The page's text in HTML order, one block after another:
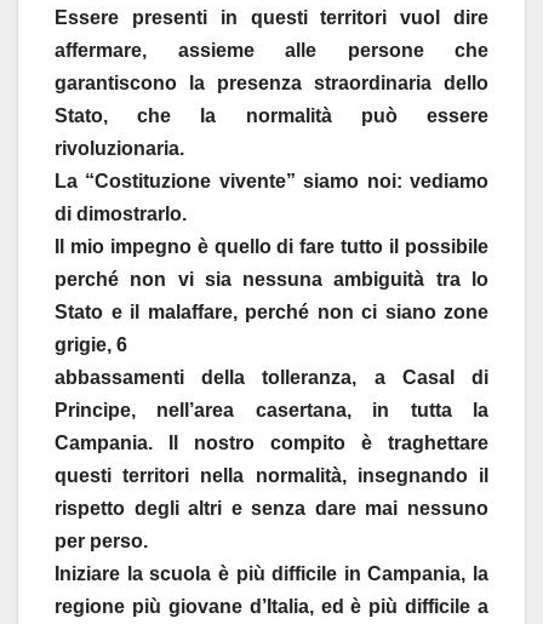
Essere presenti in questi territori vuol dire
affermare, assieme alle persone che
garantiscono la presenza straordinaria dello
Stato, che la normalità può essere
rivoluzionaria.
La “Costituzione vivente” siamo noi: vediamo
di dimostrarlo.
Il mio impegno è quello di fare tutto il possibile
perché non vi sia nessuna ambiguità tra lo
Stato e il malaffare, perché non ci siano zone
grigie, 6
abbassamenti della tolleranza, a Casal di
Principe, nell’area casertana, in tutta la
Campania. Il nostro compito è traghettare
questi territori nella normalità, insegnando il
rispetto degli altri e senza dare mai nessuno
per perso.
Iniziare la scuola è più difficile in Campania, la
regione più giovane d’Italia, ed è più difficile a